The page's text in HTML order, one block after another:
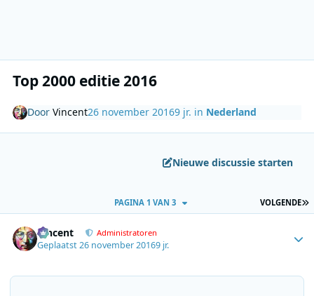
Top 2000 editie 2016
DoorVincent26 november 20169 jr. in Nederland
Nieuwe discussie starten
VOLGENDE
PAGINA 1 VAN 3
Vincent Administratoren
Geplaatst26 november 20169 jr.